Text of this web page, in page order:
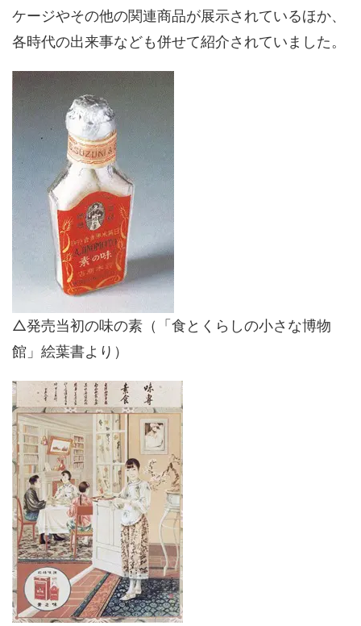
ケージやその他の関連商品が展示されているほか、
各時代の出来事なども併せて紹介されていました。
△発売当初の味の素（「食とくらしの小さな博物
館」絵葉書より）